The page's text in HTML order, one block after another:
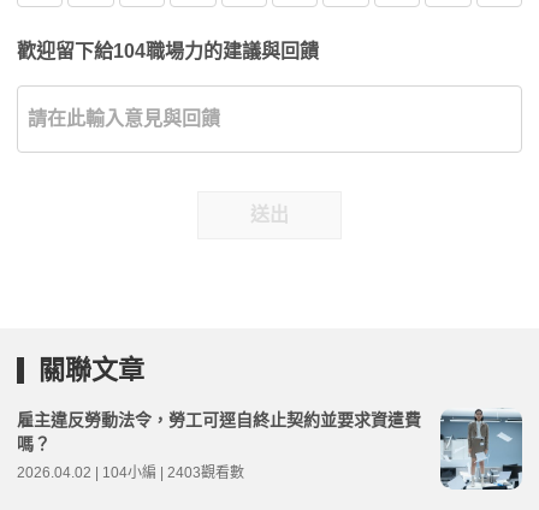
歡迎留下給104職場力的建議與回饋
送出
關聯文章
雇主違反勞動法令，勞工可逕自終止契約並要求資遣費
嗎？
2026.04.02 | 104小編 | 2403觀看數